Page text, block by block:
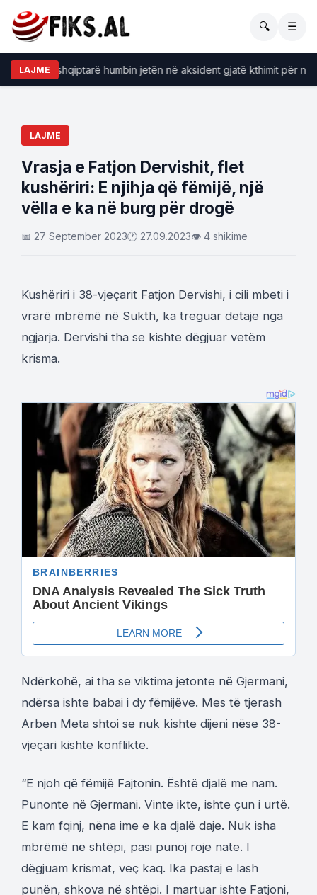
🔍 ☰
LAJME EMRAT/ Tragjike, tre shqiptarë humbin jetën në
LAJME
Vrasja e Fatjon Dervishit, flet
kushëriri: E njihja që fëmijë, një
vëlla e ka në burg për drogë
📅 27 September 2023🕐 27.09.2023👁 4 shikime
Kushëriri i 38-vjeçarit Fatjon Dervishi, i cili mbeti i
vrarë mbrëmë në Sukth, ka treguar detaje nga
ngjarja. Dervishi tha se kishte dëgjuar vetëm
krisma.
Ndërkohë, ai tha se viktima jetonte në Gjermani,
ndërsa ishte babai i dy fëmijëve. Mes të tjerash
Arben Meta shtoi se nuk kishte dijeni nëse 38-
vjeçari kishte konflikte.
“E njoh që fëmijë Fajtonin. Është djalë me nam.
Punonte në Gjermani. Vinte ikte, ishte çun i urtë.
E kam fqinj, nëna ime e ka djalë daje. Nuk isha
mbrëmë në shtëpi, pasi punoj roje nate. I
dëgjuam krismat, veç kaq. Ika pastaj e lash
punën, shkova në shtëpi. I martuar ishte Fatjoni,